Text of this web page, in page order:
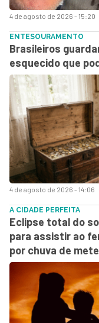
4 de agosto de 2026 - 15:20
4 de agosto de 2026 - 14:06
ENTESOURAMENTO
Brasileiros
esquecido que
A CIDADE PERFEITA
Eclipse total do
para assistir ao
por chuva de